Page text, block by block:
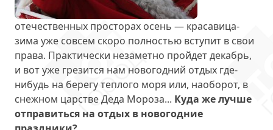
отечественных просторах осень — красавица-
зима уже совсем скоро полностью вступит в свои
права. Практически незаметно пройдет декабрь,
и вот уже грезится нам новогодний отдых где-
нибудь на берегу теплого моря или, наоборот, в
снежном царстве Деда Мороза... Куда же лучше
отправиться на отдых в новогодние